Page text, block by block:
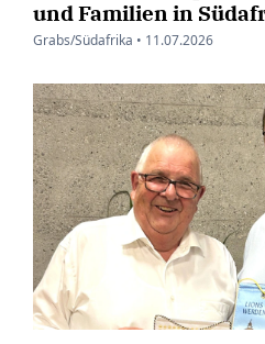
und Familien in
Grabs/Südafrika • 11.07.2026